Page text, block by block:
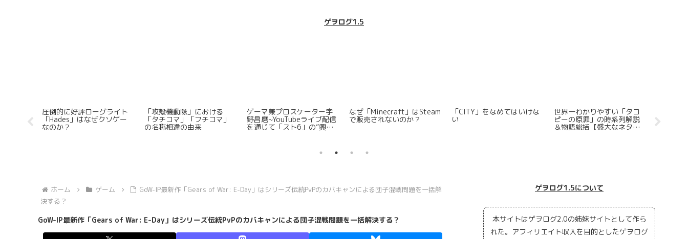
ゲヲログ1.5
圧倒的に好評ローグライト
「Hades」はなぜクソゲー
なのか？
「攻殻機動隊」における
「タチコマ」「フチコマ」
の名称相違の由来
ゲーマ兼プロスケーター宇
野昌磨~YouTubeライブ配信
を通じて「スト6」の”興
なぜ「Minecraft」はSteam
で販売されないのか？
「CITY」をなめてはいけな
い
世界一わかりやすい「タコ
ピーの原罪」の時系列解説
＆物語総括【盛大なネタバ
ームズや
ーズラボ
ホーム ゲーム
GoW-IP最新作「Gears of War: E-Day」はシリーズ伝統PvPのカバキャンによる団子混戦問題を一括解
決する？
GoW-IP最新作「Gears of War: E-Day」はシリーズ伝統PvPのカバキャンによる団子混戦問題を一括解決する？
ゲヲログ1.5について
本サイトはゲヲログ2.0の姉妹サイトとして作ら
れた。アフィリエイト収入を目的としたゲヲログ